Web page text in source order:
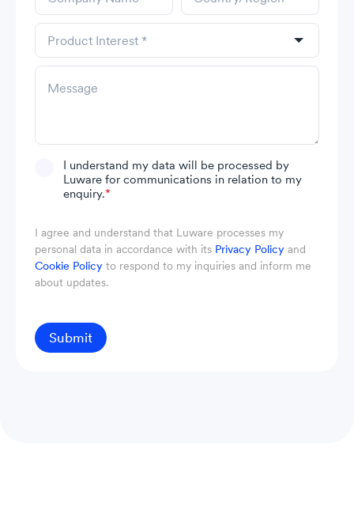
I understand my data will be processed by
Luware for communications in relation to my
enquiry.*
I agree and understand that Luware processes my
personal data in accordance with its Privacy Policy and
Cookie Policy to respond to my inquiries and inform me
about updates.
Submit